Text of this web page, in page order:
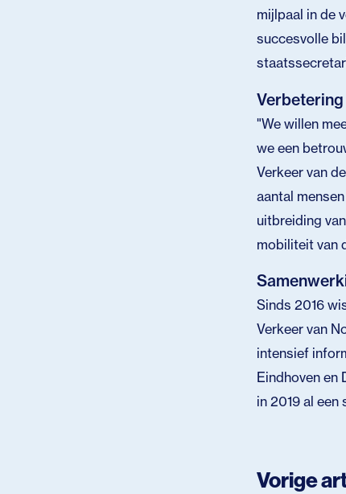
mijlpaal in de
succesvolle
"We willen
we een
Verkeer van
aantal
uitbreiding
mobiliteit van
Sinds 2016
Verkeer van
intensief
Eindhoven
in 2019 al
Vorige